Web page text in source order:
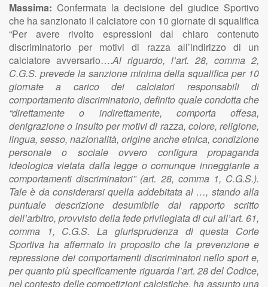
Massima: Confermata la decisione del giudice Sportivo
che ha sanzionato il calciatore con 10 giornate di squalifica
“Per avere rivolto espressioni dal chiaro contenuto
discriminatorio per motivi di razza all’indirizzo di un
calciatore avversario….Al riguardo, l’art. 28, comma 2,
C.G.S. prevede la sanzione minima della squalifica per 10
giornate a carico dei calciatori responsabili di
comportamento discriminatorio, definito quale condotta che
“direttamente o indirettamente, comporta offesa,
denigrazione o insulto per motivi di razza, colore, religione,
lingua, sesso, nazionalità, origine anche etnica, condizione
personale o sociale ovvero configura propaganda
ideologica vietata dalla legge o comunque inneggiante a
comportamenti discriminatori” (art. 28, comma 1, C.G.S.).
Tale è da considerarsi quella addebitata al …, stando alla
puntuale descrizione desumibile dal rapporto scritto
dell’arbitro, provvisto della fede privilegiata di cui all’art. 61,
comma 1, C.G.S. La giurisprudenza di questa Corte
Sportiva ha affermato in proposito che la prevenzione e
repressione dei comportamenti discriminatori nello sport e,
per quanto più specificamente riguarda l’art. 28 del Codice,
nel contesto delle competizioni calcistiche, ha assunto una